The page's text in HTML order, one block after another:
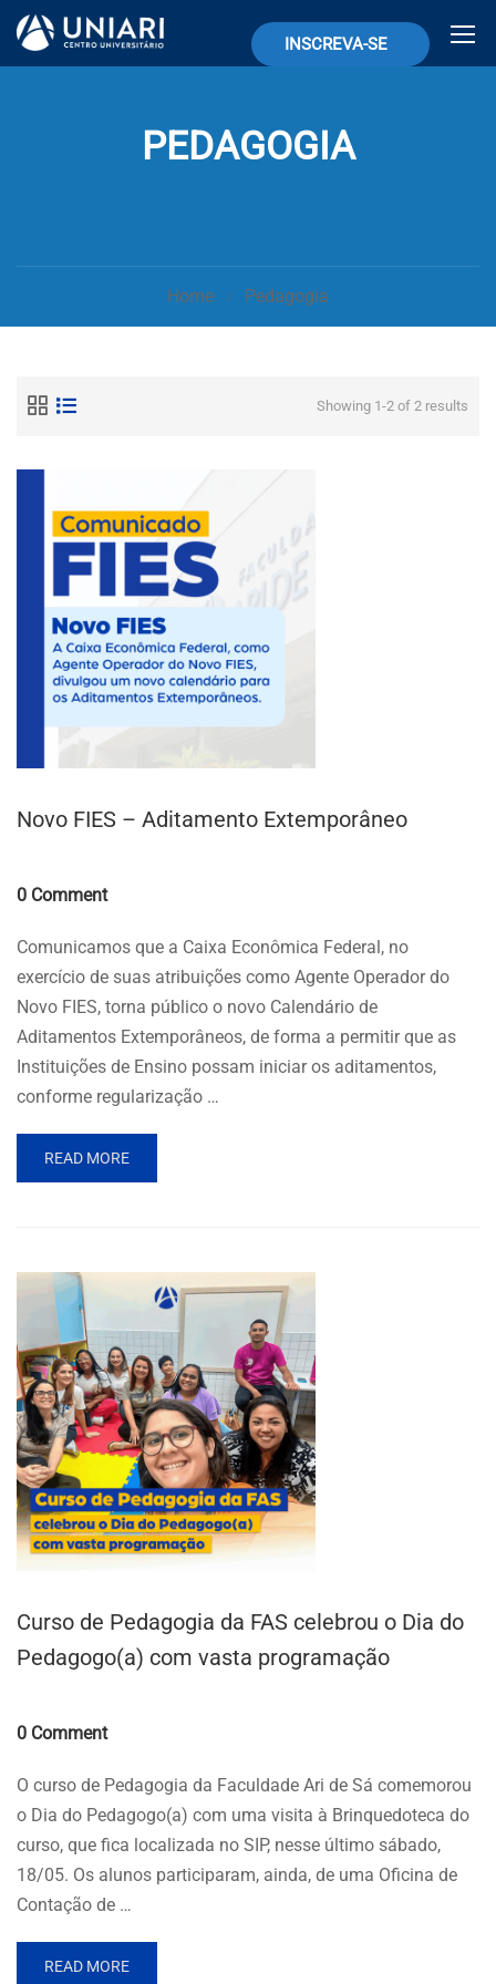
INSCREVA-SE
PEDAGOGIA
Home Pedagogia
Showing 1-2 of 2 results
Novo FIES – Aditamento Extemporâneo
0 Comment
Comunicamos que a Caixa Econômica Federal, no
exercício de suas atribuições como Agente Operador do
Novo FIES, torna público o novo Calendário de
Aditamentos Extemporâneos, de forma a permitir que as
Instituições de Ensino possam iniciar os aditamentos,
conforme regularização …
READ MORE
Curso de Pedagogia da FAS celebrou o Dia do
Pedagogo(a) com vasta programação
0 Comment
O curso de Pedagogia da Faculdade Ari de Sá comemorou
o Dia do Pedagogo(a) com uma visita à Brinquedoteca do
curso, que fica localizada no SIP, nesse último sábado,
18/05. Os alunos participaram, ainda, de uma Oficina de
Contação de …
READ MORE